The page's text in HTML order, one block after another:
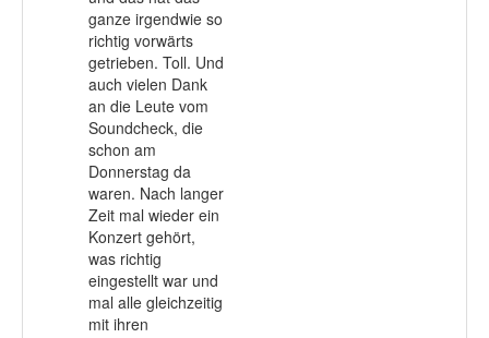
ganze irgendwie so
richtig vorwärts
getrieben. Toll. Und
auch vielen Dank
an die Leute vom
Soundcheck, die
schon am
Donnerstag da
waren. Nach langer
Zeit mal wieder ein
Konzert gehört,
was richtig
eingestellt war und
mal alle gleichzeitig
mit ihren